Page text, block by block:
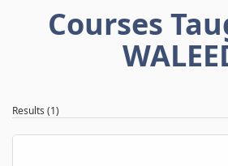
Courses
Results (1)